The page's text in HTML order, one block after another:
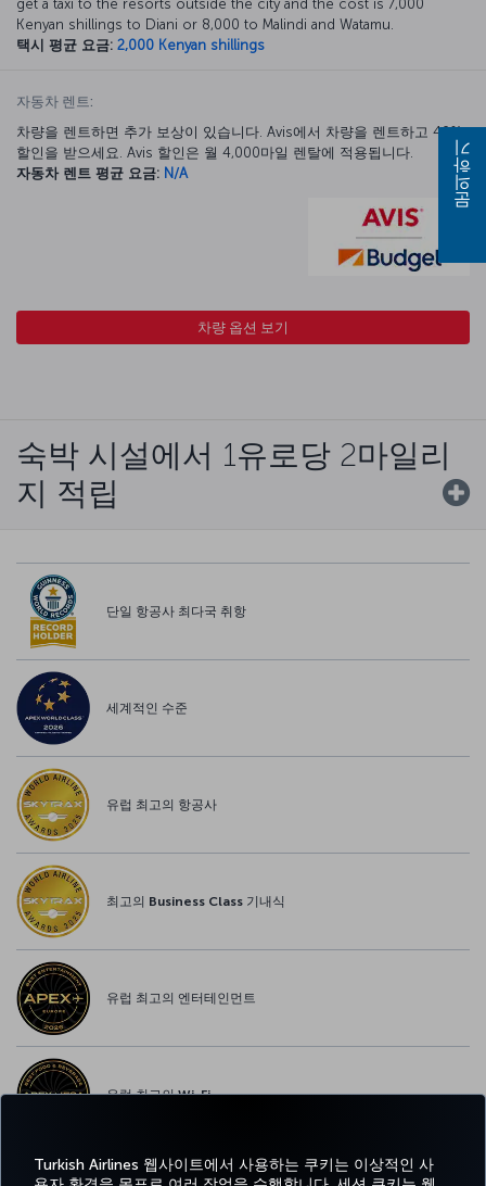
Turkish Airlines 웹사이트에서 사용하는 쿠키는 이상적인 사
get a taxi to the resorts outside the city and the cost is 7,000
Kenyan shillings to Diani or 8,000 to Malindi and Watamu.
택시 평균 요금: 2,000 Kenyan shillings
자동차 렌트:
차량을 렌트하면 추가 보상이 있습니다. Avis에서 차량을 렌트하고 40%
할인을 받으세요. Avis 할인은 월 4,000마일 렌탈에 적용됩니다.
자동차 렌트 평균 요금: N/A
차량 옵션 보기
숙박 시설에서 1유로당 2마일리
지 적립
단일 항공사 최다국 취항
세계적인 수준
유럽 최고의 항공사
최고의 Business Class 기내식
유럽 최고의 엔터테인먼트
유럽 최고의 Wi-Fi
문의하기